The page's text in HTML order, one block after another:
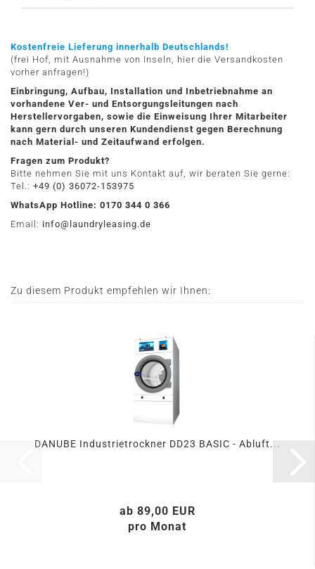
Kostenfreie Lieferung innerhalb Deutschlands!
(frei Hof, mit Ausnahme von Inseln, hier die Versandkosten
vorher anfragen!)
Einbringung, Aufbau, Installation und Inbetriebnahme an
vorhandene Ver- und Entsorgungsleitungen nach
Herstellervorgaben, sowie die Einweisung Ihrer Mitarbeiter
kann gern durch unseren Kundendienst gegen Berechnung
nach Material- und Zeitaufwand erfolgen.
Fragen zum Produkt?
Bitte nehmen Sie mit uns Kontakt auf, wir beraten Sie gerne:
Tel.: +49 (0) 36072-153975
WhatsApp Hotline: 0170 344 0 366
Email: info@laundryleasing.de
Zu diesem Produkt empfehlen wir Ihnen:
DANUBE Industrietrockner DD23 BASIC - Abluft...
ab 89,00 EUR
pro Monat